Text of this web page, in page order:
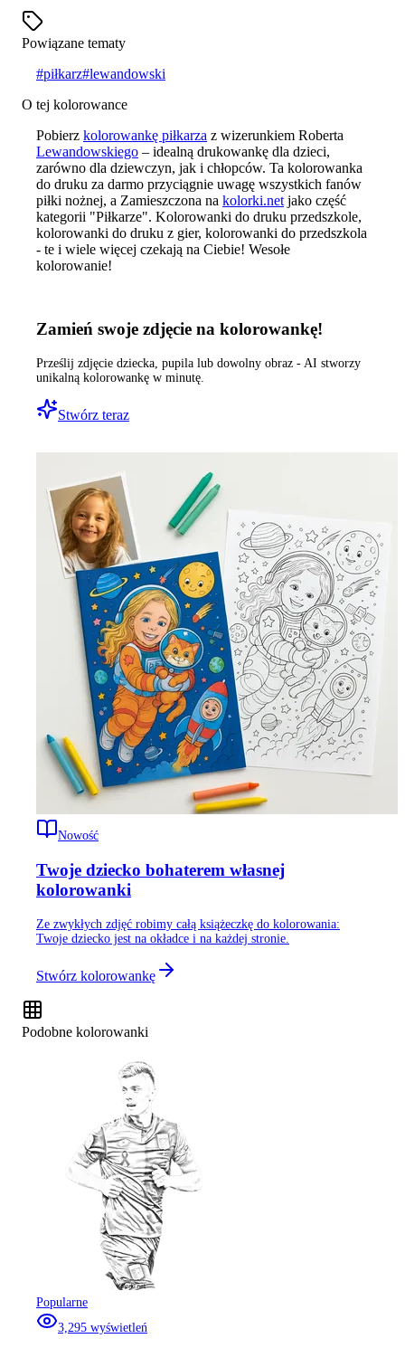
Powiązane tematy
#piłkarz#lewandowski
O tej kolorowance
Pobierz kolorowankę piłkarza z wizerunkiem Roberta
Lewandowskiego – idealną drukowankę dla dzieci,
zarówno dla dziewczyn, jak i chłopców. Ta kolorowanka
do druku za darmo przyciągnie uwagę wszystkich fanów
piłki nożnej, a Zamieszczona na kolorki.net jako część
kategorii "Piłkarze". Kolorowanki do druku przedszkole,
kolorowanki do druku z gier, kolorowanki do przedszkola
- te i wiele więcej czekają na Ciebie! Wesołe
kolorowanie!
Zamień swoje zdjęcie na kolorowankę!
Prześlij zdjęcie dziecka, pupila lub dowolny obraz - AI stworzy
unikalną kolorowankę w minutę.
Stwórz teraz
Nowość
Twoje dziecko bohaterem własnej
kolorowanki
Ze zwykłych zdjęć robimy całą książeczkę do kolorowania:
Twoje dziecko jest na okładce i na każdej stronie.
Stwórz kolorowankę
Podobne kolorowanki
Popularne
3,295 wyświetleń